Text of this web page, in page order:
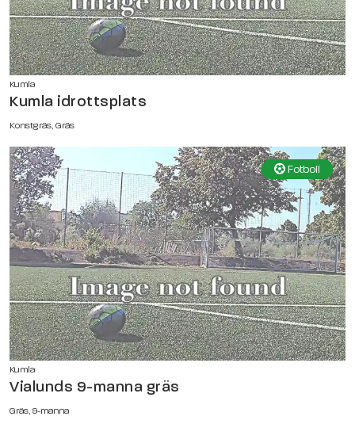
Kumla
Kumla idrottsplats
Konstgräs, Gräs
Fotboll
Kumla
Vialunds 9-manna gräs
Gräs, 9-manna